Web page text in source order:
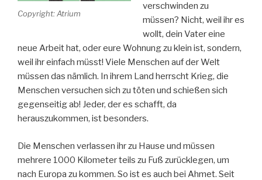
Copyright: Atrium
verschwinden zu
müssen? Nicht, weil ihr es
wollt, dein Vater eine
neue Arbeit hat, oder eure Wohnung zu klein ist, sondern,
weil ihr einfach müsst! Viele Menschen auf der Welt
müssen das nämlich. In ihrem Land herrscht Krieg, die
Menschen versuchen sich zu töten und schießen sich
gegenseitig ab! Jeder, der es schafft, da
herauszukommen, ist besonders.
Die Menschen verlassen ihr zu Hause und müssen
mehrere 1000 Kilometer teils zu Fuß zurücklegen, um
nach Europa zu kommen. So ist es auch bei Ahmet. Seit